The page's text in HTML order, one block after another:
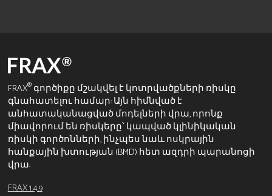
FRAX®գործիքը մշակվել է կոտրվածքների ռիսկը
գնահատելու համար: Այն հիմնված է
անհատականացված մոդելների վրա, որոնք
միավորում են ռիսկերը՝ կապված կլինիկական
ռիսկի գործոնների, ինչպես նաև ոսկրային
հանքային խտության (BMD) հետ ազդրի պարանոցի
վրա:
FRAX 1.4.9